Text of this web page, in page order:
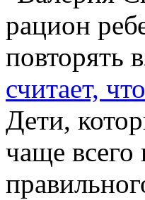
считает,
Дети,
чаще